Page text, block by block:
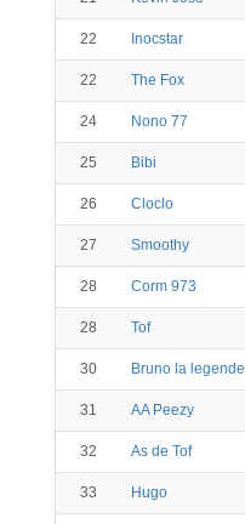
22 Inocstar
22 The Fox
24 Nono 77
25 Bibi
26 Cloclo
27 Smoothy
28 Corm 973
28 Tof
30 Bruno la legende
31 AA Peezy
32 As de Tof
33 Hugo